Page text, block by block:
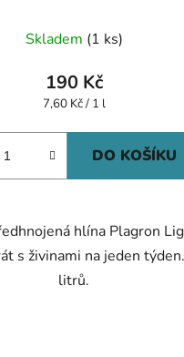
Skladem (1 ks)
190 Kč
Měrná
7,60 Kč / 1 l
DO KOŠÍKU
hlína Plagron
s živinami na jeden
litrů.